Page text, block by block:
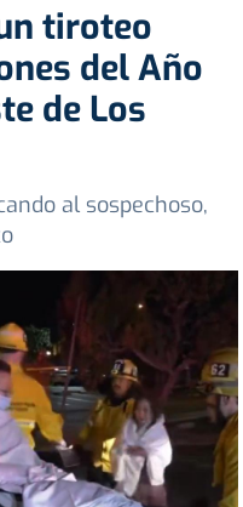
tiroteo
del Año
de Los
al sospechoso,